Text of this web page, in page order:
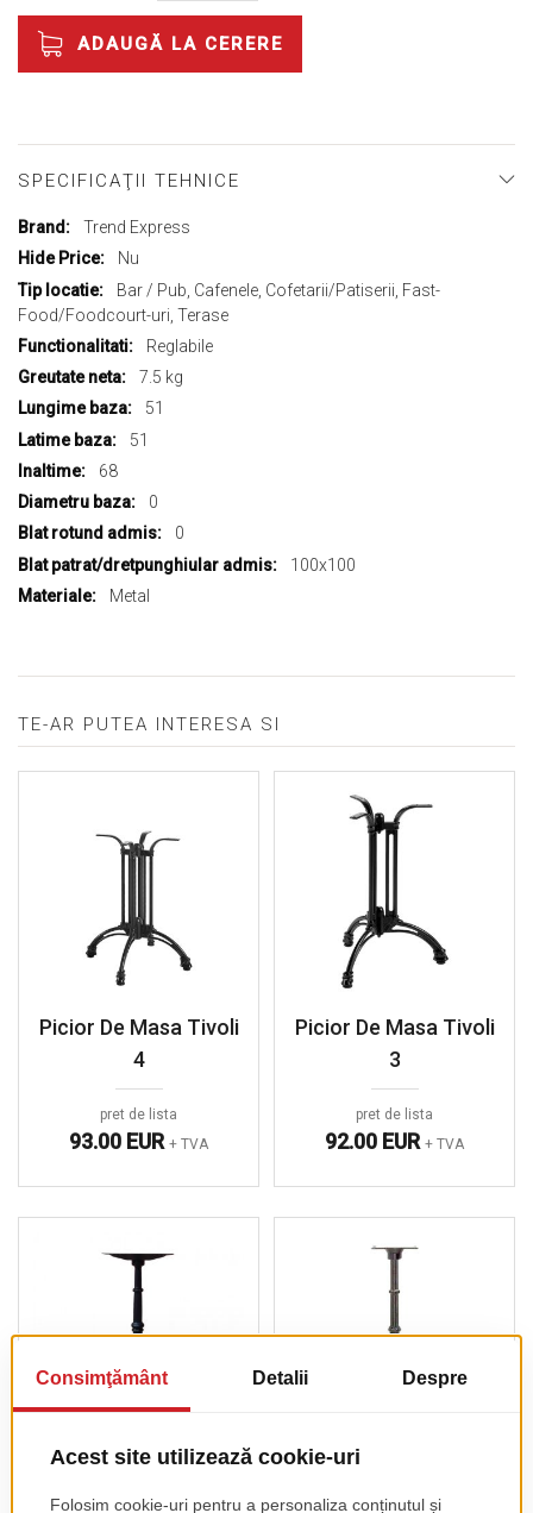
ADAUGĂ LA CERERE
SPECIFICAŢII TEHNICE
Mai
multe
Trend Express
Nu
Bar / Pub, Cafenele, Cofetarii/Patiserii, Fast-
Food/Foodcourt-uri, Terase
Reglabile
7.5 kg
51
51
68
0
0
100x100
Metal
TE-AR PUTEA INTERESA SI
Picior De Masa Tivoli
4
pret de lista
93.00 EUR + TVA
Picior De Masa Tivoli
3
pret de lista
92.00 EUR + TVA
London 4
London 3